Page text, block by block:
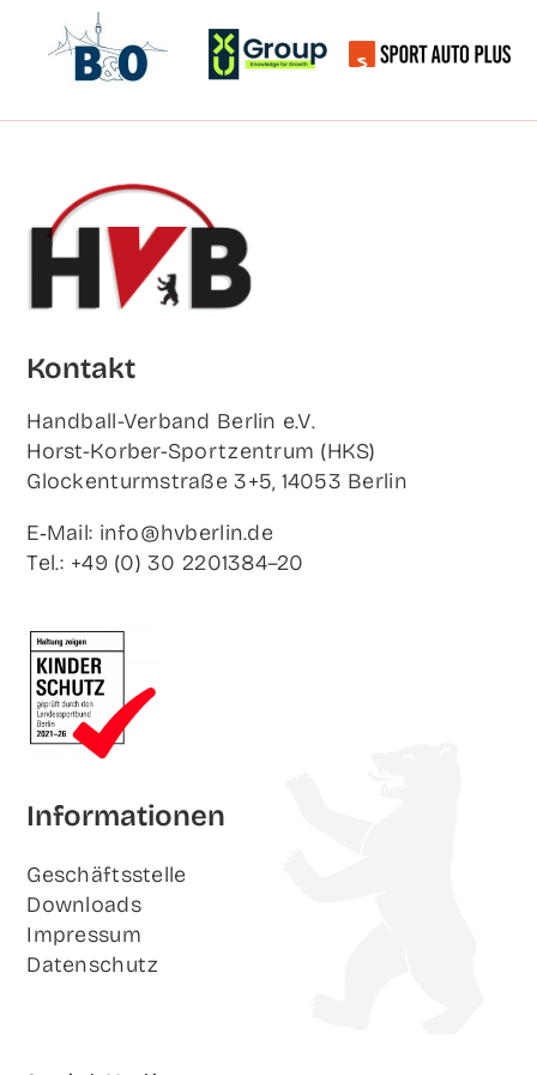
Kon­takt
Hand­ball-Ver­band Ber­lin e.V.
Horst-Korb­er-Sport­zen­trum (HKS)
Glo­cken­turm­stra­ße 3+5, 14053 Berlin
E‑Mail: info@hvberlin.de
Tel.: +49 (0) 30 2201384–20
Infor­ma­tio­nen
Geschäfts­stel­le
Down­loads
Impres­sum
Daten­schutz